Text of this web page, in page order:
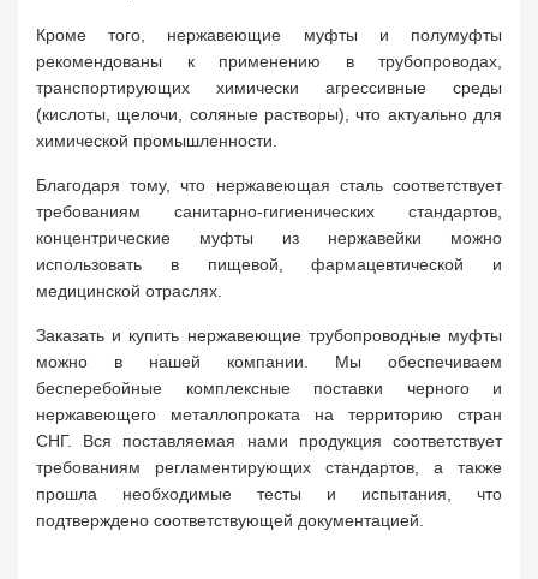
Кроме того, нержавеющие муфты и полумуфты
рекомендованы к применению в трубопроводах,
транспортирующих химически агрессивные среды
(кислоты, щелочи, соляные растворы), что актуально для
химической промышленности.
Благодаря тому, что нержавеющая сталь соответствует
требованиям санитарно-гигиенических стандартов,
концентрические муфты из нержавейки можно
использовать в пищевой, фармацевтической и
медицинской отраслях.
Заказать и купить нержавеющие трубопроводные муфты
можно в нашей компании. Мы обеспечиваем
бесперебойные комплексные поставки черного и
нержавеющего металлопроката на территорию стран
СНГ. Вся поставляемая нами продукция соответствует
требованиям регламентирующих стандартов, а также
прошла необходимые тесты и испытания, что
подтверждено соответствующей документацией.